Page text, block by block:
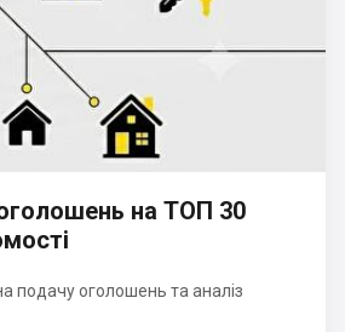
на ТОП 30
подачу оголошень та аналіз